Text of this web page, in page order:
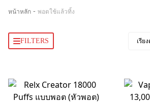
หน้าหลัก - พอตใช้แล้วทิ้ง
FILTERS